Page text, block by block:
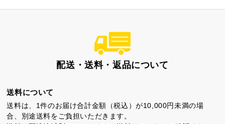
配送・送料・返品について
送料について
送料は、1件のお届け合計金額（税込）が10,000円未満の場
合、別途送料をご負担いただきます。